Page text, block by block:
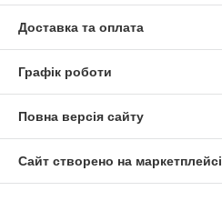
Доставка та оплата
Графік роботи
Повна версія сайту
Сайт створено на маркетплейсі